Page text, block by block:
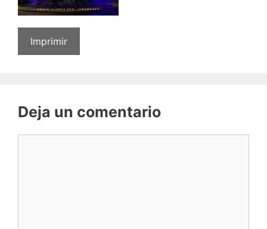
Imprimir
Deja un comentario